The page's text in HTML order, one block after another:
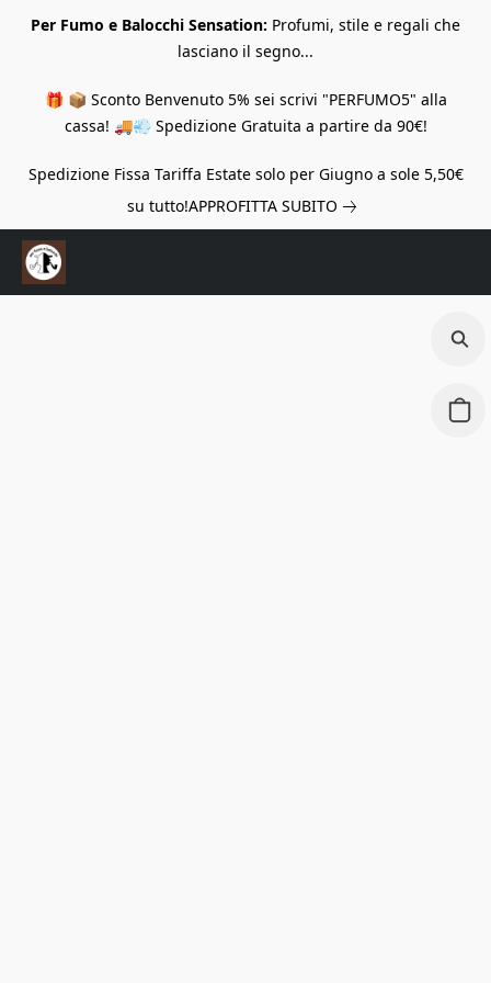
Per Fumo e Balocchi Sensation: Profumi, stile e regali che
lasciano il segno...
🎁 📦 Sconto Benvenuto 5% sei scrivi "PERFUMO5" alla
cassa! 🚚💨 Spedizione Gratuita a partire da 90€!
Spedizione Fissa Tariffa Estate solo per Giugno a sole 5,50€
su tutto!APPROFITTA SUBITO